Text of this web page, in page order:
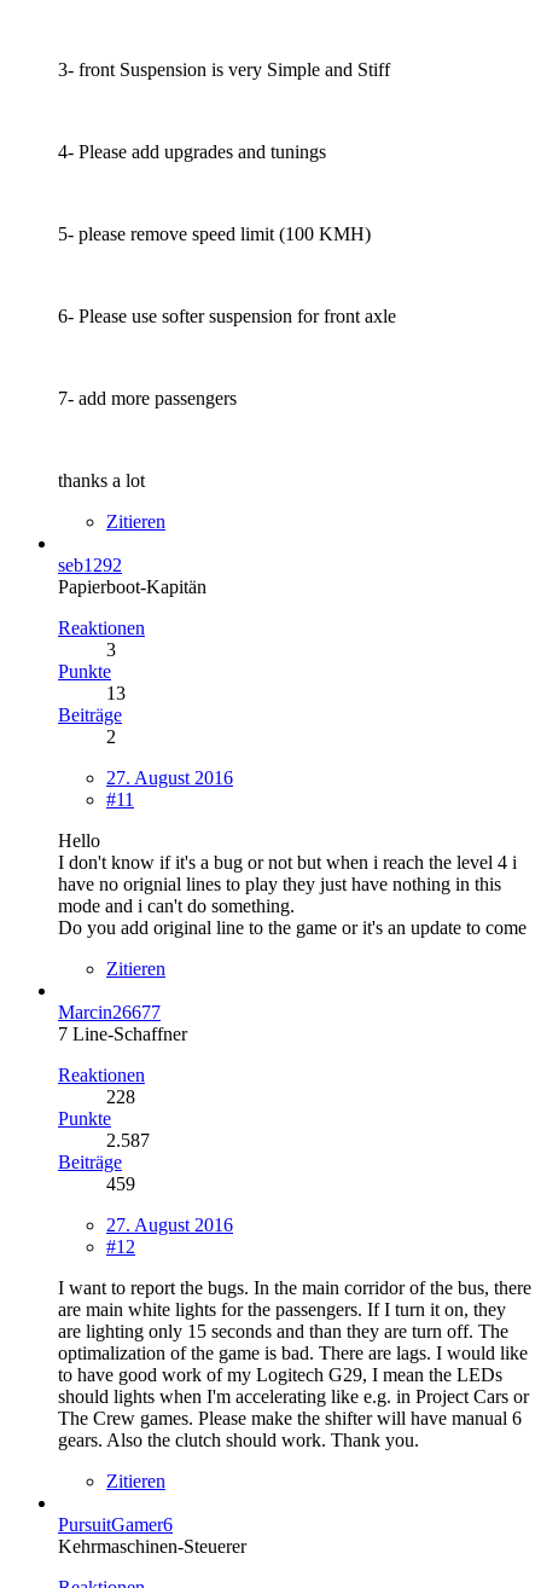
3- front Suspension is very Simple and Stiff
4- Please add upgrades and tunings
5- please remove speed limit (100 KMH)
6- Please use softer suspension for front axle
7- add more passengers
thanks a lot
Zitieren
seb1292
Papierboot-Kapitän
Reaktionen
3
Punkte
13
Beiträge
2
27. August 2016
#11
Hello
I don't know if it's a bug or not but when i reach the level 4 i
have no orignial lines to play they just have nothing in this
mode and i can't do something.
Do you add original line to the game or it's an update to come
Zitieren
Marcin26677
7 Line-Schaffner
Reaktionen
228
Punkte
2.587
Beiträge
459
27. August 2016
#12
I want to report the bugs. In the main corridor of the bus, there
are main white lights for the passengers. If I turn it on, they
are lighting only 15 seconds and than they are turn off. The
optimalization of the game is bad. There are lags. I would like
to have good work of my Logitech G29, I mean the LEDs
should lights when I'm accelerating like e.g. in Project Cars or
The Crew games. Please make the shifter will have manual 6
gears. Also the clutch should work. Thank you.
Zitieren
PursuitGamer6
Kehrmaschinen-Steuerer